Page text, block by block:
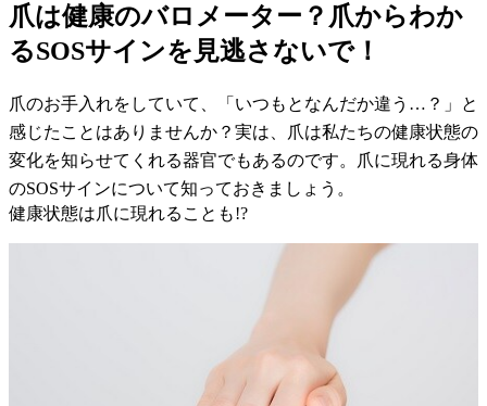
爪は健康のバロメーター？爪からわか
るSOSサインを見逃さないで！
爪のお手入れをしていて、「いつもとなんだか違う…？」と
感じたことはありませんか？実は、爪は私たちの健康状態の
変化を知らせてくれる器官でもあるのです。爪に現れる身体
のSOSサインについて知っておきましょう。
健康状態は爪に現れることも!?